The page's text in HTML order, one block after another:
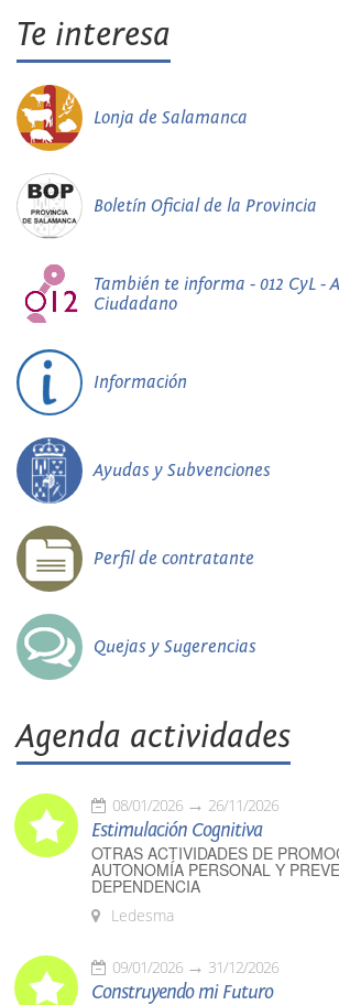
Te interesa
Lonja de Salamanca
Boletín Oficial de la Provincia
También te informa - 012 CyL -
Ciudadano
Información
Ayudas y Subvenciones
Perfil de contratante
Quejas y Sugerencias
Agenda actividades
08/01/2026 26/11/2026
Estimulación Cognitiva
OTRAS ACTIVIDADES DE
AUTONOMÍA PERSONAL Y
DEPENDENCIA
Ledesma
09/01/2026 31/12/2026
Construyendo mi Futuro